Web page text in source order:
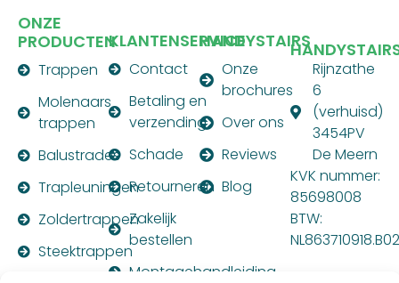
ONZE
PRODUCTEN
Trappen
Molenaars
trappen
Balustrades
Trapleuningen
Zoldertrappen
Steektrappen
KLANTENSERVICE
Contact
Betaling en
verzending
Schade
Retourneren
Zakelijk
bestellen
Montagehandleiding
HANDYSTAIRS
Onze
brochures
Over ons
Reviews
Blog
Rijnzathe
6
(verhuisd)
3454PV
De Meern
KVK nummer:
85698008
BTW:
NL863710918.B02